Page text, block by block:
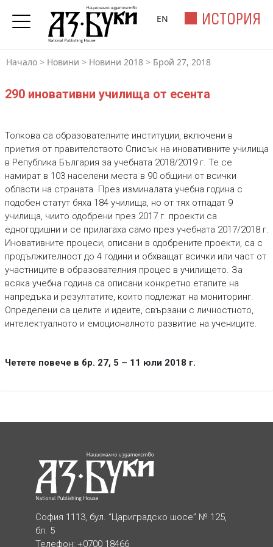
ИСТОРИЯ
EN
Начало > Новини > Новини 2018 > Брой 27, 2018
290 иновативни училища от есента
Толкова са образователните институции, включени в
приетия от правителството Списък на иновативните училища
в Република България за учебната 2018/2019 г. Те се
намират в 103 населени места в 90 общини от всички
области на страната. През изминалата учебна година с
подобен статут бяха 184 училища, но от тях отпадат 9
училища, чиито одобрени през 2017 г. проекти са
едногодишни и се прилагаха само през учебната 2017/2018 г.
Иновативните процеси, описани в одобрените проекти, са с
продължителност до 4 години и обхващат всички или част от
участниците в образователния процес в училището. За
всяка учебна година са описани конкретно етапите на
напредъка и резултатите, които подлежат на мониторинг.
Определени са целите и идеите, свързани с личностното,
интелектуалното и емоционалното развитие на учениците.
Четете повече в бр. 27, 5 – 11 юли 2018 г.
София 1113, бул. “Цариградско шосе” № 125,
бл. 5
Телефон: +0700 18466